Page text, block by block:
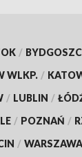
/
WLKP. /
/ LUBLIN /
/ POZNAŃ /
/ WARSZAWA